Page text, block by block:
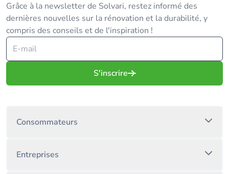
Grâce à la newsletter de Solvari, restez informé des
dernières nouvelles sur la rénovation et la durabilité, y
compris des conseils et de l'inspiration !
S'inscrire
Consommateurs
Entreprises